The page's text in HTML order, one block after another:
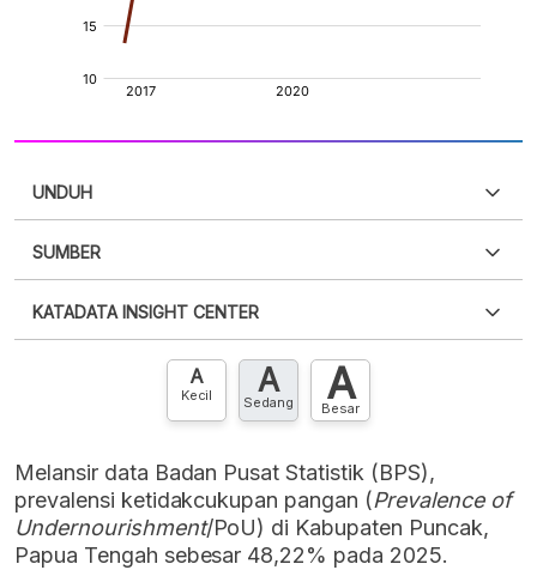
UNDUH
XLS
SUMBER
punya akun?Silakan Daftar sekarang
KATADATA INSIGHT CENTER
Hubungi sekarang »
A
Kecil A
Sedang A
Besar
Melansir data Badan Pusat Statistik (BPS),
prevalensi ketidakcukupan pangan (Prevalence of
Undernourishment/PoU) di Kabupaten Puncak,
Papua Tengah sebesar 48,22% pada 2025.